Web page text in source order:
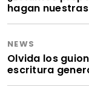
hagan
NEWS
Olvida los
escritura